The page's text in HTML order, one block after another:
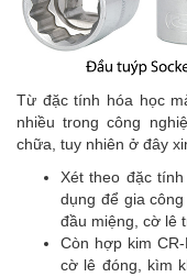
Từ đặc tính hóa học
nhiều trong công
chữa, tuy nhiên ở đây
Xét theo đặc
dụng để gia
đầu miệng, cờ lê
Còn hợp kim
cờ lê đóng, kìm